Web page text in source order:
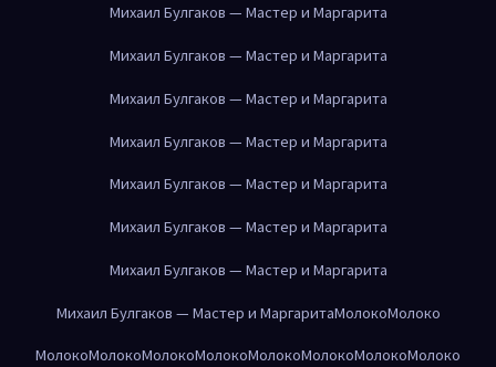
Михаил Булгаков — Мастер и Маргарита
Михаил Булгаков — Мастер и Маргарита
Михаил Булгаков — Мастер и Маргарита
Михаил Булгаков — Мастер и Маргарита
Михаил Булгаков — Мастер и Маргарита
Михаил Булгаков — Мастер и Маргарита
Михаил Булгаков — Мастер и Маргарита
Михаил Булгаков — Мастер и МаргаритаМолокоМолоко
МолокоМолокоМолокоМолокоМолокоМолокоМолокоМолоко